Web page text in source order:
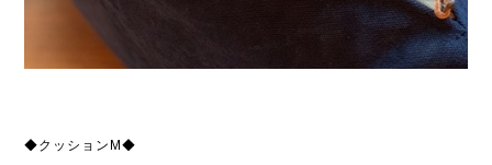
◆クッションM◆